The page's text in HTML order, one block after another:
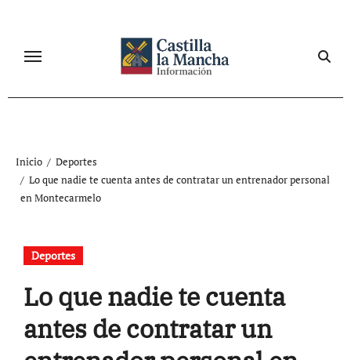
contenido
Inicio
Deportes
Lo que nadie te cuenta antes de contratar un entrenador personal
en Montecarmelo
Deportes
Lo que nadie te cuenta
antes de contratar un